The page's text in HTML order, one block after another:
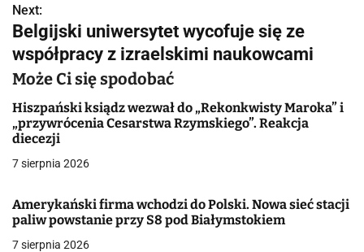
i
g
a
c
j
a
w
p
Next:
Belgijski uniwersytet wycofuje się ze
współpracy z izraelskimi naukowcami
Może Ci się spodobać
Hiszpański ksiądz wezwał do „Rekonkwisty Maroka” i
„przywrócenia Cesarstwa Rzymskiego”. Reakcja
diecezji
7 sierpnia 2026
Amerykański firma wchodzi do Polski. Nowa sieć stacji
paliw powstanie przy S8 pod Białymstokiem
7 sierpnia 2026